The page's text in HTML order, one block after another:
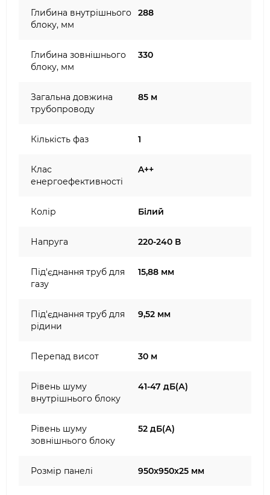
Глибина внутрішнього
блоку, мм
288
Глибина зовнішнього
блоку, мм
330
Загальна довжина
трубопроводу
85 м
Кількість фаз 1
Клас
енергоефективності
A++
Колір Білий
Напруга 220-240 В
Під'єднання труб для
газу
15,88 мм
Під'єднання труб для
рідини
9,52 мм
Перепад висот 30 м
Рівень шуму
внутрішнього блоку
41-47 дБ(А)
Рівень шуму
зовнішнього блоку
52 дБ(А)
Розмір панелі 950x950x25 мм